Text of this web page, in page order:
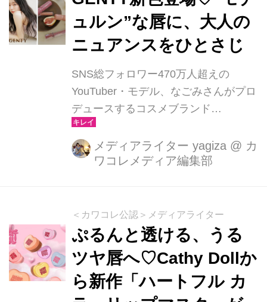
ュルン”な唇に、大人の
ニュアンスをひとさじ
SNS総フォロワー470万人超えの
YouTuber・モデル、なごみさんがプロ
デュースするコスメブランド
「GENTY（ジェンティー）」から、
人気の「モチュルンリップティント」
と「モチュルンリップグロス」に待望
す。
メディアライター yagiza @ カ
ワコレメディア編集部
＜カワコレ公認＞メディアライター
ぷるんと透ける、うる
ツヤ唇へ♡Cathy Dollか
ら新作「ハートフル カ